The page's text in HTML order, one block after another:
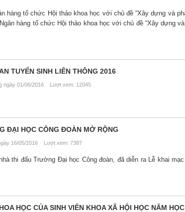
hàng tổ chức Hội thảo khoa học với chủ đề “Xây dựng và
hàng tổ chức Hội thảo khoa học với chủ đề “Xây dựng
TUYỂN SINH LIÊN THÔNG 2016
ngày 01/06/2016 Lượt xem: 12045
ĐẠI HỌC CÔNG ĐOÀN MỞ RỘNG
16/05/2016 Lượt xem: 7387
thi đấu Trường Đại học Công đoàn, đã diễn ra Lễ khai
HỌC CỦA SINH VIÊN KHOA XÃ HỘI HỌC NĂM